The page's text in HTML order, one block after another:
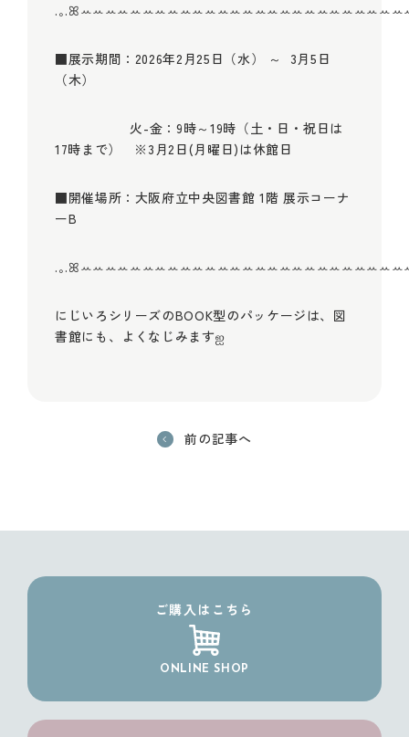
.｡
■展示期間： 2026年2 月25 日（水） ～ 3月5 日
（木）
火-金：9時～ 19時（土・日・祝日は
17時まで） ※ 3 月2 日(月曜日) は休館日
■開催場所：大阪府立中央図書館 1 階 展示コーナ
ーB
.｡
にじいろシリーズのBOOK型のパッケージは、図
書館にも、よくなじみますஐ
前の記事へ
ご購入はこちら
ONLINE SHOP